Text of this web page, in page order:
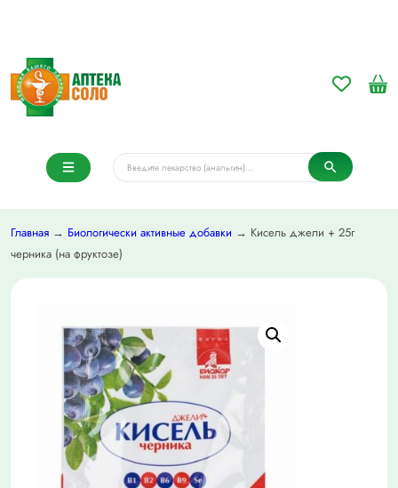
Главная → Биологически активные добавки → Кисель джели + 25г
черника (на фруктозе)